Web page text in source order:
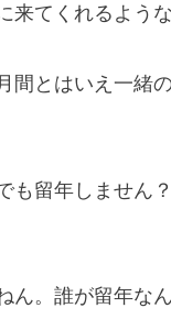
てくれるよう
とはいえ一緒
も留年しません
ん。誰が留年な